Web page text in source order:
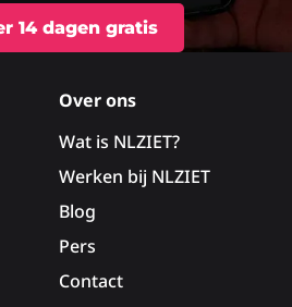
14 dagen gratis
Over ons
Wat is NLZIET?
Werken bij NLZIET
Blog
Pers
Contact